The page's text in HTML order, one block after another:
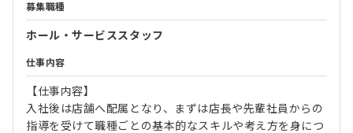
募集職種
ホール・サービススタッフ
仕事内容
【仕事内容】
入社後は店舗へ配属となり、まずは店長や先輩社員からの
指導を受けて職種ごとの基本的なスキルや考え方を身につ